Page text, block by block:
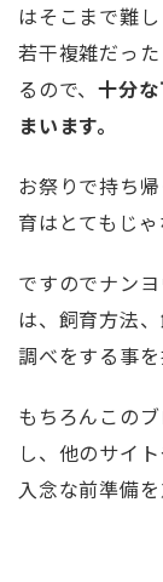
はそこまで難
若干複雑だっ
るので、十分
まいます。
お祭りで持ち
育はとてもじ
ですのでナン
は、飼育方法
調べをする事を
もちろんこの
し、他のサイ
入念な前準備